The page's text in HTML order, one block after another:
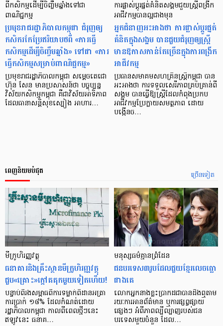
ពីកសិកម្មដើម្បីចិញ្ចឹមឆ្នាំងទៅជា
ពាណិជ្ជកម្ម
ប្រមុខរាជរដ្ឋាភិបាលកម្ពុជា ជំរុញឲ្យ
កសិករកែប្រែឥរិយាបថពី «ការធ្វើ
កសិកម្មដើម្បីចិញ្ចឹមឆ្នាំង» ទៅជា «ការ
ធ្វើកសិកម្មសម្រាប់ពាណិជ្ជកម្ម»
ប្រមុខរាជរដ្ឋាភិបាលកម្ពុជា សម្ដេចតេជោ
ហ៊ុន សែន មានប្រសាសន៍ថា បច្ចុប្បន្ន
វិស័យកសិកម្មកម្ពុជា គឺជាវិស័យអាទិភាព
ដែលធានាសន្តិសុខស្បៀង អាហារ…
ការផ្លាស់ប្ដូរផ្នត់គំនិតសង្គមជួយស្រ្តីពង្រីក
អាជីវកម្មបានល្អជាងមុន
អ្នកជំនាញអះអាងថា ការផ្លាស់ប្ដូរផ្នត់
គំនិតក្នុងសង្គម បានជួយជំរុញឲ្យស្រ្តី
មានឱកាសកាន់តែច្រើនក្នុងការពង្រីក
អាជីវកម្ម
ប្រធានសមាគមសហគ្រិនស្ត្រីកម្ពុជា បាន
អះអាងថា ការទទួលសេរីភាពគ្រប់គ្រាន់ពី
សង្គម បានធ្វើឱ្យស្រ្តីដែលកំពុងប្រកប
អាជីវកម្មប្រែក្លាយសមត្ថភាព ដោយ
បង្កើនច…
ច្រើនទៀត
ពេញនិយមបំផុត
មីក្រូ​ហិរញ្ញវត្ថុ
ធនាគារ​និង​គ្រឹះស្ថាន​មីក្រូ​ហិរញ្ញវត្ថុ​
ជួប«គ្រោះ»ក្តៅ​គគុក​មួយ​ទៀត​ហើយ!
បន្ទាប់​ពី​រង​សម្ពាធ​​ពី​ការ​ទម្លាក់​ពិដាន​អត្រា​
ការ​ប្រាក់ ១៨​% ដែល​កំណត់​ដោយ​
រដ្ឋាភិបាល​កម្ពុជា កាល​ពី​ពេល​ថ្មីៗ​នេះ
ឥឡូវ​នេះ ធនាគ…
មនុស្ស​ធម៌​គ្មាន​ព្រំដែន
ជន​បរទេស​៣​រូប​ដែល​ជួយ​ខ្មែរ​លេច​ធ្លោ​
ជាង​គេ
លោកអ្នក​នាង​ខ្លះ​ប្រាកដ​ជា​បាន​​ដឹង​ឮ​តាម​
រយៈ​ការ​អាន​ព័ត៌មាន ឬ​ការ​ផ្សព្វផ្សាយ​
ផ្សេងៗ អំពី​ភាព​ល្បីល្បាញ​របស់​ជន​
បរទេស​មួយ​ចំនួន ដែល…